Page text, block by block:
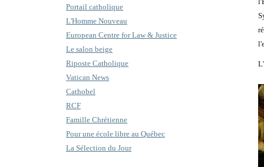
Portail catholique
L'Homme Nouveau
European Centre for Law & Justice
Le salon beige
Riposte Catholique
Vatican News
Cathobel
RCF
Famille Chrétienne
Pour une école libre au Québec
La Sélection du Jour